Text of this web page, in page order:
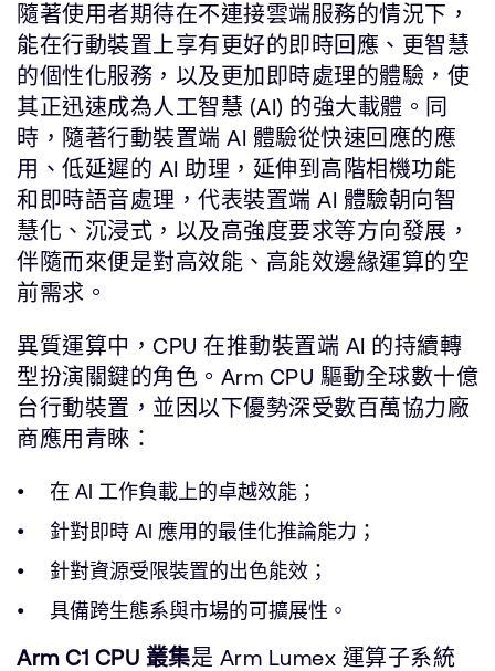
CB1 9NJ
Tel: + 44(1223) 400 400 [main reception]
Fax: + 44(1223) 400 410
查詢全球辦公室
隨著使用者期待在不連接雲端服務的情況下，
能在行動裝置上享有更好的即時回應、更智慧
的個性化服務，以及更加即時處理的體驗，使
其正迅速成為人工智慧 (AI) 的強大載體。同
時，隨著行動裝置端 AI 體驗從快速回應的應
用、低延遲的 AI 助理，延伸到高階相機功能
和即時語音處理，代表裝置端 AI 體驗朝向智
慧化、沉浸式，以及高強度要求等方向發展，
伴隨而來便是對高效能、高能效邊緣運算的空
前需求。
異質運算中，CPU 在推動裝置端 AI 的持續轉
型扮演關鍵的角色。Arm CPU 驅動全球數十億
台行動裝置，並因以下優勢深受數百萬協力廠
商應用青睞：
在 AI 工作負載上的卓越效能；
針對即時 AI 應用的最佳化推論能力；
針對資源受限裝置的出色能效；
具備跨生態系與市場的可擴展性。
Arm C1 CPU 叢集是 Arm Lumex 運算子系統